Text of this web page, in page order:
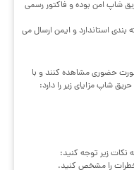
شاپ امن بوده و فاکتور رسمی
استاندارد و ایمن ارسال می
حضوری مشاهده کنند و با
شاپ مزایای زیر را دارد:
زیر توجه کنید:
خطرات را مشخص کنید.